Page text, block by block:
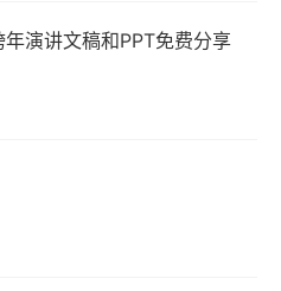
演讲文稿和PPT免费分享